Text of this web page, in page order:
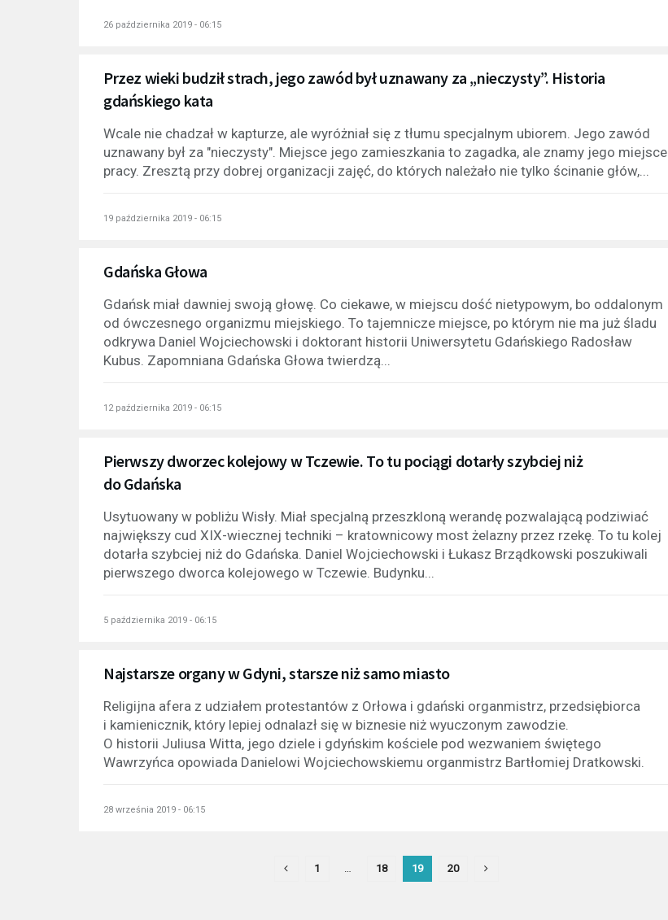
26 października 2019 - 06:15
Przez wieki budził strach, jego zawód był uznawany za „nieczysty”. Historia
gdańskiego kata
Wcale nie chadzał w kapturze, ale wyróżniał się z tłumu specjalnym ubiorem. Jego zawód
uznawany był za "nieczysty". Miejsce jego zamieszkania to zagadka, ale znamy jego miejsce
pracy. Zresztą przy dobrej organizacji zajęć, do których należało nie tylko ścinanie głów,...
19 października 2019 - 06:15
Gdańska Głowa
Gdańsk miał dawniej swoją głowę. Co ciekawe, w miejscu dość nietypowym, bo oddalonym
od ówczesnego organizmu miejskiego. To tajemnicze miejsce, po którym nie ma już śladu
odkrywa Daniel Wojciechowski i doktorant historii Uniwersytetu Gdańskiego Radosław
Kubus. Zapomniana Gdańska Głowa twierdzą...
12 października 2019 - 06:15
Pierwszy dworzec kolejowy w Tczewie. To tu pociągi dotarły szybciej niż
do Gdańska
Usytuowany w pobliżu Wisły. Miał specjalną przeszkloną werandę pozwalającą podziwiać
największy cud XIX-wiecznej techniki – kratownicowy most żelazny przez rzekę. To tu kolej
dotarła szybciej niż do Gdańska. Daniel Wojciechowski i Łukasz Brządkowski poszukiwali
pierwszego dworca kolejowego w Tczewie. Budynku...
5 października 2019 - 06:15
Najstarsze organy w Gdyni, starsze niż samo miasto
Religijna afera z udziałem protestantów z Orłowa i gdański organmistrz, przedsiębiorca
i kamienicznik, który lepiej odnalazł się w biznesie niż wyuczonym zawodzie.
O historii Juliusa Witta, jego dziele i gdyńskim kościele pod wezwaniem świętego
Wawrzyńca opowiada Danielowi Wojciechowskiemu organmistrz Bartłomiej Dratkowski.
28 września 2019 - 06:15
1 18 19 20